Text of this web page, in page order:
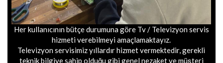
Her kullanıcının bütçe durumuna göre Tv / Televizyon servis
hizmeti verebilmeyi amaçlamaktayız.
Televizyon servisimiz yıllardır hizmet vermektedir, gerekli
teknik bilgiye sahip olduğu gibi genel nezaket ve müşteri